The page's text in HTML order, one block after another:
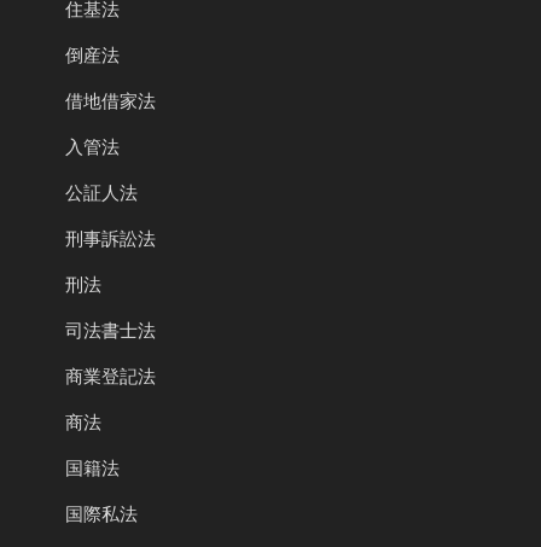
住基法
倒産法
借地借家法
入管法
公証人法
刑事訴訟法
刑法
司法書士法
商業登記法
商法
国籍法
国際私法